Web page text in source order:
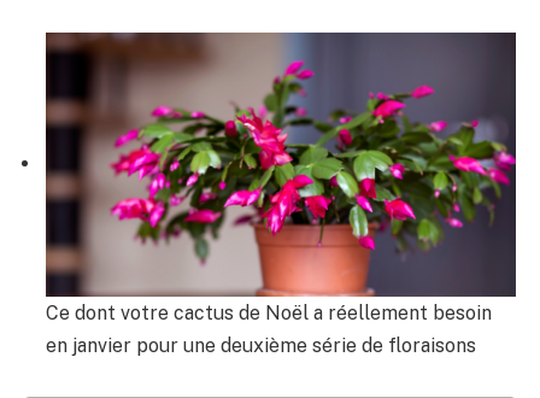
Ce dont votre cactus de Noël a réellement besoin
en janvier pour une deuxième série de floraisons